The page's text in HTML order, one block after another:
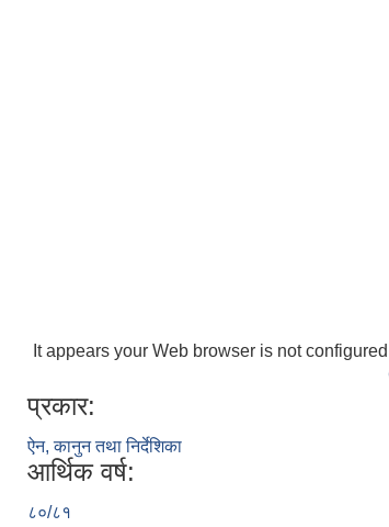
It appears your Web browser is not
प्रकार:
ऐन, कानुन तथा निर्देशिका
आर्थिक वर्ष:
८०/८१